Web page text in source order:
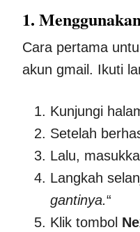
1.
Cara pertama
akun gmail. Ikuti
Kunjungi
Setelah
Lalu,
Langkah
gantinya.“
Klik tombol